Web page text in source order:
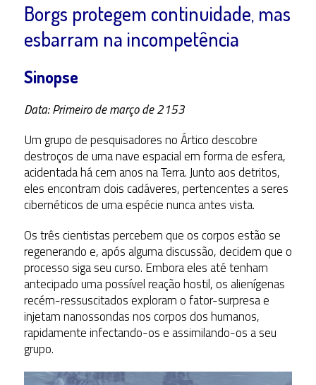
Borgs protegem continuidade, mas
esbarram na incompetência
Sinopse
Data: Primeiro de março de 2153
Um grupo de pesquisadores no Ártico descobre
destroços de uma nave espacial em forma de esfera,
acidentada há cem anos na Terra. Junto aos detritos,
eles encontram dois cadáveres, pertencentes a seres
cibernéticos de uma espécie nunca antes vista.
Os três cientistas percebem que os corpos estão se
regenerando e, após alguma discussão, decidem que o
processo siga seu curso. Embora eles até tenham
antecipado uma possível reação hostil, os alienígenas
recém-ressuscitados exploram o fator-surpresa e
injetam nanossondas nos corpos dos humanos,
rapidamente infectando-os e assimilando-os a seu
grupo.